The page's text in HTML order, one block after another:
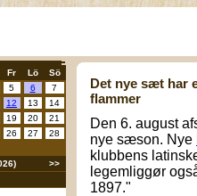
Fr Lö
Sö
5 6
7
12 13
14
19 20
21
26 27
28
>>
Det nye sæt har
flammer
Den 6. august
nye sæson. Nye
klubbens
legemliggør
1897."